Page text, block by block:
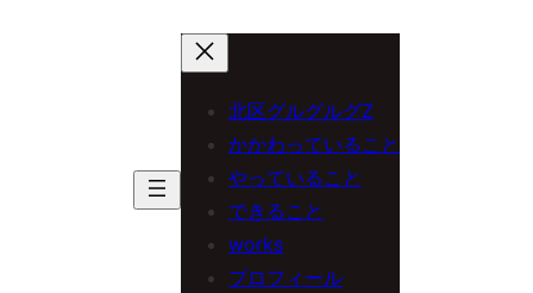
北区グルグルグZ
かかわっていること
やっていること
できること
works
プロフィール